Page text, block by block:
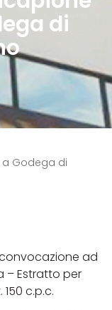
di
Godega di
ad
– Estratto per
c.p.c.